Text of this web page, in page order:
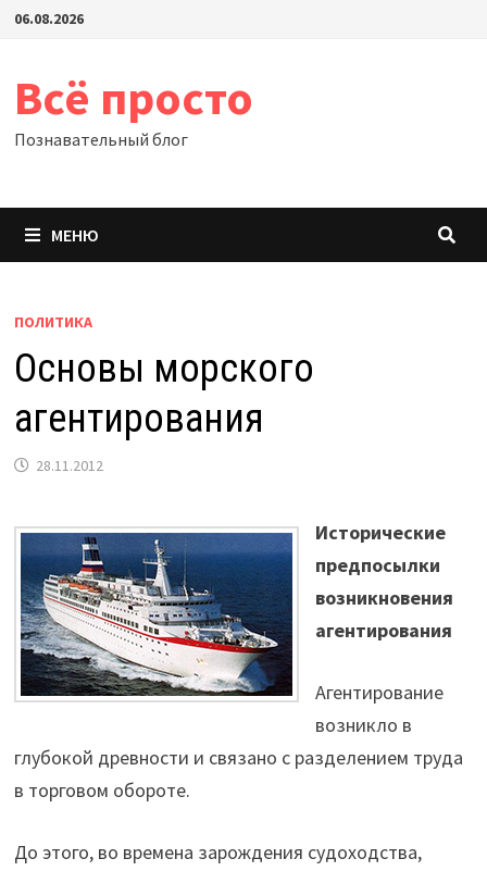
Перейти
06.08.2026
Всё просто
Познавательный блог
МЕНЮ
ПОЛИТИКА
Основы морского
агентирования
28.11.2012
Исторические
предпосылки
возникновения
агентирования
Агентирование
возникло в
глубокой древности и связано с разделением труда
в торговом обороте.
До этого, во времена зарождения судоходства,